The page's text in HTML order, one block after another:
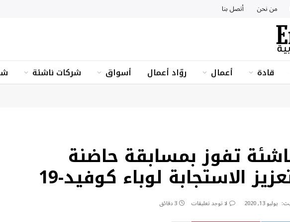
من نحن أتصل بنا
قادة أعمال روّاد أعمال أسواق شركات ناشئة
تفوز بمسابقة حاضنة
يوليو 13, 2020 لا توجد تعليقات 3 دقائق